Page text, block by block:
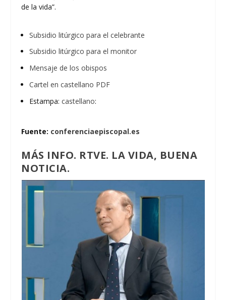
de la vida”.
Subsidio litúrgico para el celebrante
Subsidio litúrgico para el monitor
Mensaje de los obispos
Cartel en castellano PDF
Estampa:castellano:
Fuente: conferenciaepiscopal.es
MÁS INFO. RTVE. LA VIDA, BUENA
NOTICIA.